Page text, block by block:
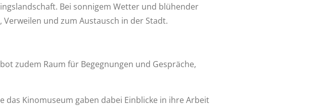
Bei sonnigem Wetter und blühender
und zum Austausch in der Stadt.
zudem Raum für Begegnungen und Gespräche,
Kinomuseum gaben dabei Einblicke in ihre Arbeit